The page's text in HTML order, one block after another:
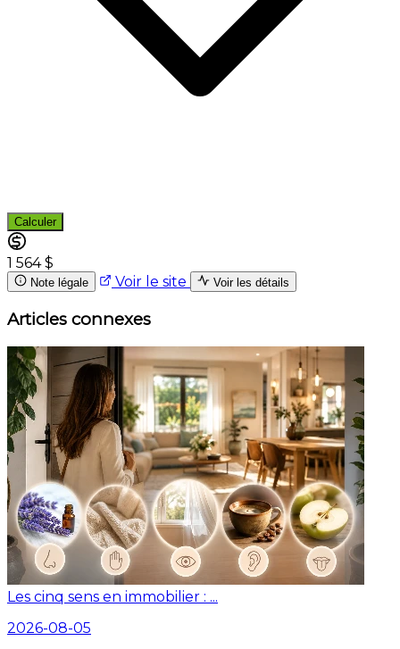
Calculer
1 564 $
Note légale Voir le site Voir les détails
Articles connexes
Les cinq sens en immobilier : ...
2026-08-05